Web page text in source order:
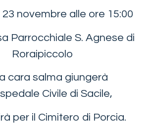
novembre alle ore 15:00
Parrocchiale S. Agnese di
Roraipiccolo
cara salma giungerà
Civile di Sacile,
per il Cimitero di Porcia.